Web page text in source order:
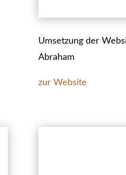
Umsetzung der
Abraham
zur Website